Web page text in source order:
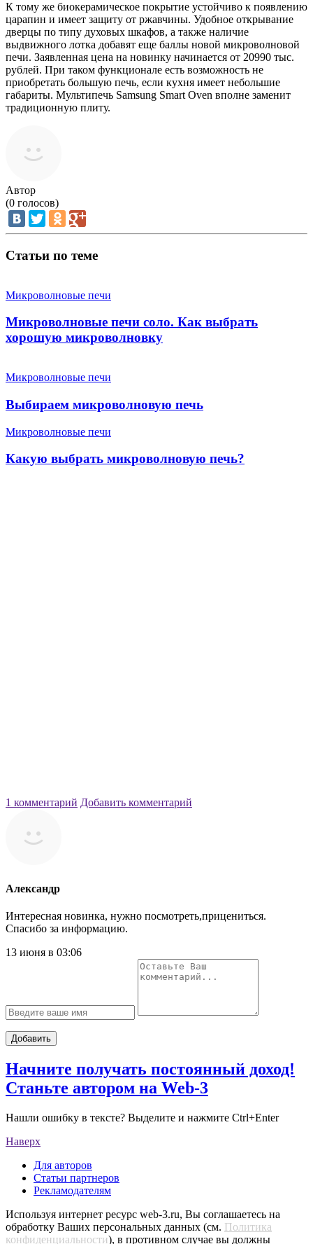
К тому же биокерамическое покрытие устойчиво к появлению
царапин и имеет защиту от ржавчины. Удобное открывание
дверцы по типу духовых шкафов, а также наличие
выдвижного лотка добавят еще баллы новой микроволновой
печи. Заявленная цена на новинку начинается от 20990 тыс.
рублей. При таком функционале есть возможность не
приобретать большую печь, если кухня имеет небольшие
габариты. Мультипечь Samsung Smart Oven вполне заменит
традиционную плиту.
Автор
(0 голосов)
Статьи по теме
Микроволновые печи
Микроволновые печи соло. Как выбрать
хорошую микроволновку
Микроволновые печи
Выбираем микроволновую печь
Микроволновые печи
Какую выбрать микроволновую печь?
1 комментарий Добавить комментарий
Александр
Интересная новинка, нужно посмотреть,прицениться.
Спасибо за информацию.
13 июня в 03:06
Добавить
Начните получать постоянный доход!
Станьте автором на Web-3
Нашли ошибку в тексте? Выделите и нажмите Ctrl+Enter
Наверх
Для авторов
Статьи партнеров
Рекламодателям
Используя интернет ресурс web-3.ru, Вы соглашаетесь на
обработку Ваших персональных данных (см. Политика
конфиденциальности), в противном случае вы должны